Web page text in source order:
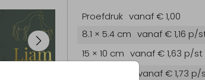
Proefdruk vanaf € 1,00
8.1 × 5.4 cm vanaf € 1,16 p/
15 × 10 cm vanaf € 1,63 p/st
vanaf € 1,73 p/